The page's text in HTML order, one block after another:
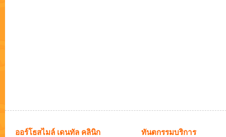
ออร์โธสไมล์ เดนทัล คลินิก ทันตกรรมบริการ